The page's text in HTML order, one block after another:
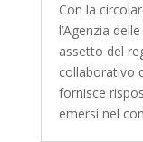
Con la
l’Agenzia
assetto del
collaborativo
fornisce
emersi nel